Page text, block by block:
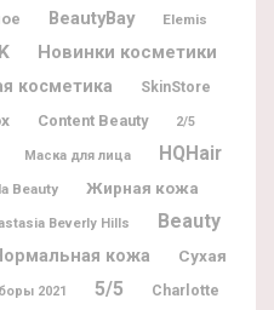
BeautyBay
Elemis
Новинки косметики
косметика SkinStore
Content Beauty 2/5
Маска для лица HQHair
Beauty
Жирная кожа
Beverly Hills
Beauty
кожа
Сухая
2021 5/5
Charlotte